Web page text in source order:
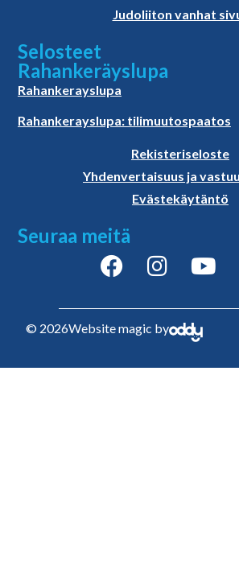
Judoliiton vanhat
Selosteet
Rahankeräyslupa
Rahankerayslupa
Rahankerayslupa: tilimuutospaatos
Rekisteriseloste
Yhdenvertaisuus ja
Evästekäytäntö
Seuraa meitä
© 2026Website magic by